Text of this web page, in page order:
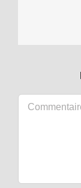
Commentaire